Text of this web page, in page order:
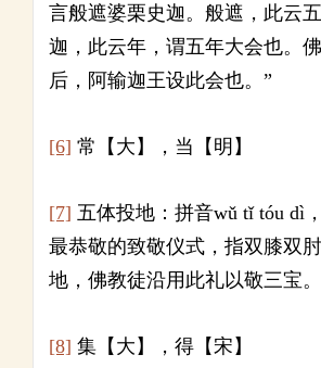
言般遮婆栗史迦。般遮，此云
迦，此云年，谓五年大会也。
后，阿输迦王设此会也。”
[6] 常【大】，当【明】
[7] 五体投地：拼音wǔ tǐ tóu dì
最恭敬的致敬仪式，指双膝双
地，佛教徒沿用此礼以敬三宝。
[8] 集【大】，得【宋】